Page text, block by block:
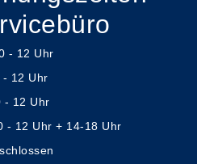
- 12 Uhr
- 12 Uhr
- 12 Uhr
- 12 Uhr + 14-18 Uhr